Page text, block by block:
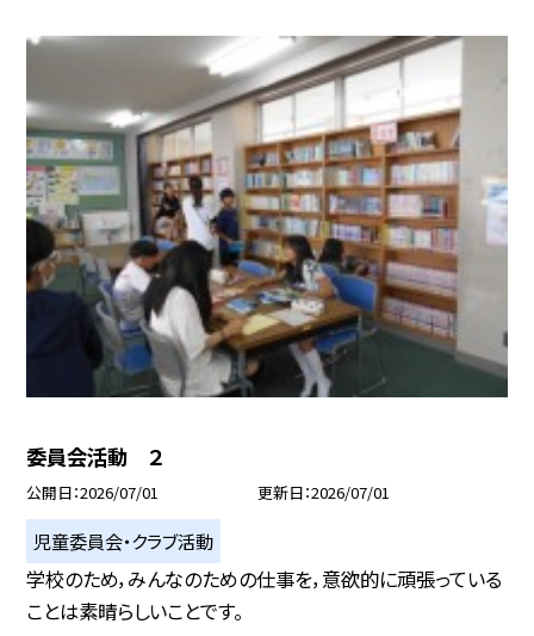
委員会活動 ２
公開日 2026/07/01 更新日 2026/07/01
児童委員会・クラブ活動
学校のため，みんなのための仕事を，意欲的に頑張っている
ことは素晴らしいことです。